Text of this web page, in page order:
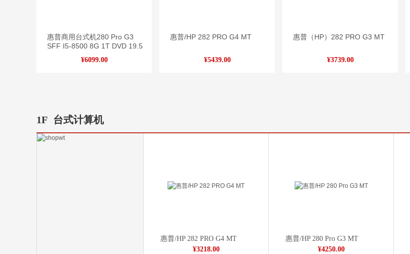
惠普商用台式机280 Pro G3
SFF I5-8500 8G 1T DVD 19.5
¥6099.00
惠普/HP 282 PRO G4 MT
¥5439.00
惠普（HP）282 PRO G3 MT
¥3739.00
1F 台式计算机
惠普/HP 282 PRO G4 MT
¥3218.00
惠普/HP 280 Pro G3 MT
¥4250.00